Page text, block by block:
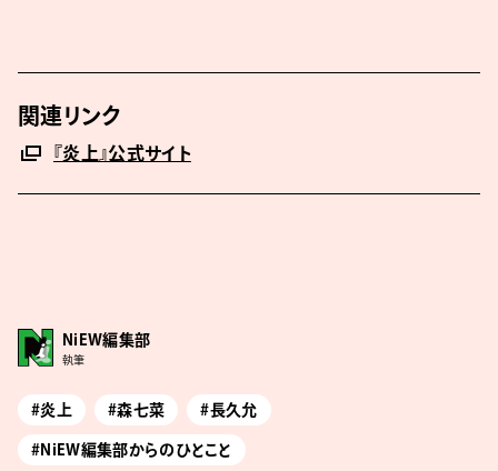
関連リンク
『炎上』公式サイト
NiEW編集部
執筆
#炎上 #森七菜 #長久允
#NiEW編集部からのひとこと